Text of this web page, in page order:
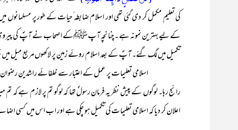
کی تعلیم مکمل کر دی گئی تھی اور اسلام ضابطہ ٔحیات کے طور پر مسلمانوں
کے لیے بہترین نمونہ ہے ۔چنانچہ آپ ﷺکے اصحاب نے آپؐ کی پیروی
تکمیل میں لگ گئے۔ آپؐ کے بعد اسلام روئے زمین پر لاکھوں مربع میل میں
اسلامی تعلیمات پر عمل کے اعتبار سے خلفائے راشدین رضوان اللہ
رائج رہا۔ لوگوں کے پیش نظر یہ فرمان رسولؐ تھا کہ لوگو تم پر لازم ہے کہ
اعلان کر دیا کہ اسلامی تعلیمات کی تکمیل ہو چکی ہے اور اب اس میں کسی